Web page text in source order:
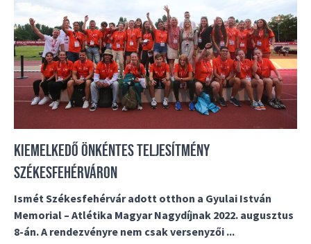
KIEMELKEDŐ ÖNKÉNTES TELJESÍTMÉNY
SZÉKESFEHÉRVÁRON
Ismét Székesfehérvár adott otthon a Gyulai István
Memorial – Atlétika Magyar Nagydíjnak 2022. augusztus
8-án. A rendezvényre nem csak versenyzői ...